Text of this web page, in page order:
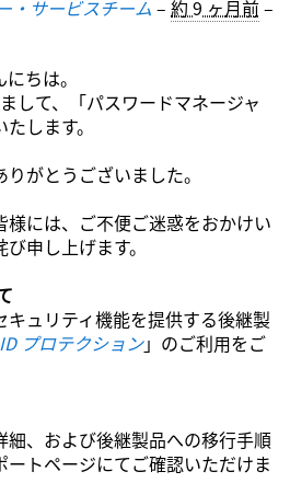
・サービスチーム – 約 9 ヶ月前–
ちは。
して、「パスワードマネージャ
します。
がとうございました。
様には、ご不便ご迷惑をおかけい
申し上げます。
ュリティ機能を提供する後継製
プロテクション」のご利用をご
細、および後継製品への移行手順
ートページにてご確認いただけま